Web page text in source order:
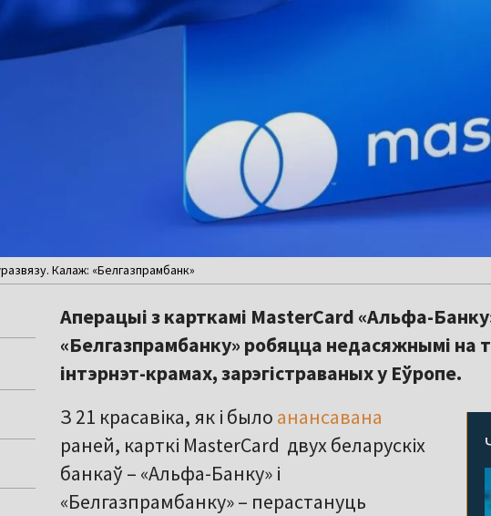
Калаж: «Белгазпрамбанк»
Аперацыі з карткамі MasterCard «Альфа-
«Белгазпрамбанку» робяцца недасяжнымі на
інтэрнэт-крамах, зарэгістраваных у Еўропе.
З 21 красавіка, як і было анансавана
раней, карткі MasterCard двух беларускіх
банкаў – «Альфа-Банку» і
«Белгазпрамбанку» – перастануць